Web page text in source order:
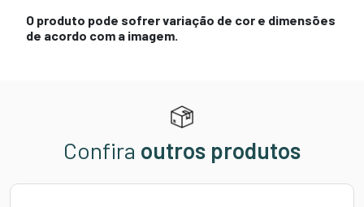
O produto pode sofrer variação de cor e dimensões
de acordo com a imagem.
Confira outros produtos